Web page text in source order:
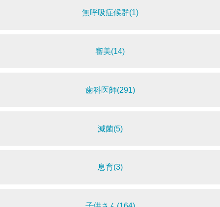
無呼吸症候群(1)
審美(14)
歯科医師(291)
滅菌(5)
息育(3)